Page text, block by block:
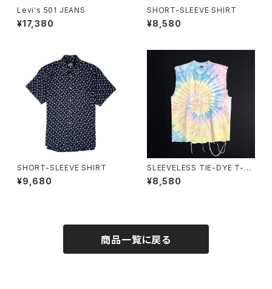
Levi‘s 501 JEANS
¥17,380
SHORT-SLEEVE SHIRT
¥8,580
SHORT-SLEEVE SHIRT
¥9,680
SLEEVELESS TIE-DYE T-S
HIRT
¥8,580
商品一覧に戻る